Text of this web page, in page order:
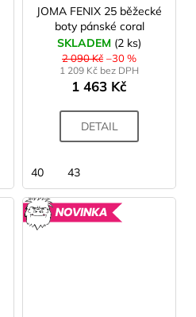
JOMA FENIX 25 běžecké
boty pánské coral
SKLADEM (2 ks)
2 090 Kč –30 %
1 209 Kč bez DPH
1 463 Kč
DETAIL
40 43